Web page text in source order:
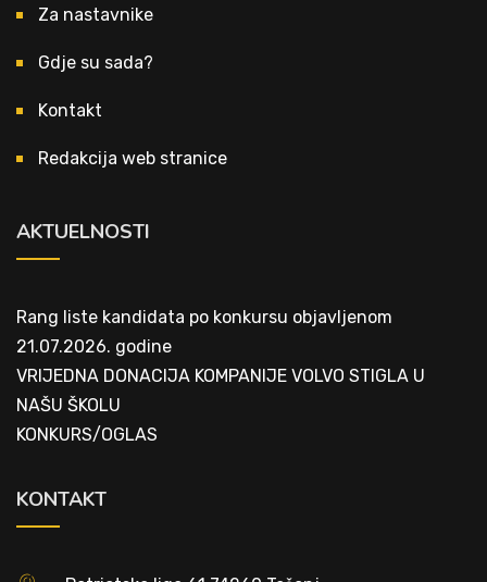
Za nastavnike
Gdje su sada?
Kontakt
Redakcija web stranice
AKTUELNOSTI
Rang liste kandidata po konkursu objavljenom
21.07.2026. godine
VRIJEDNA DONACIJA KOMPANIJE VOLVO STIGLA U
NAŠU ŠKOLU
KONKURS/OGLAS
KONTAKT